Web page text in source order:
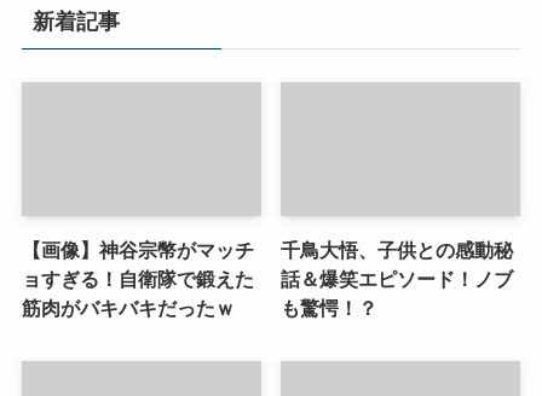
新着記事
【画像】神谷宗幣がマッチ
ョすぎる！自衛隊で鍛えた
筋肉がバキバキだったｗ
千鳥大悟、子供との感動秘
話＆爆笑エピソード！ノブ
も驚愕！？